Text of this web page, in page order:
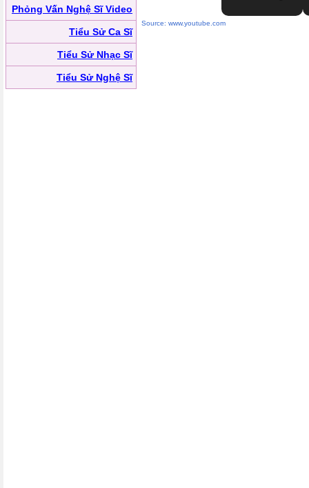
Phỏng Vấn Nghệ Sĩ Video
Tiểu Sử Ca Sĩ
Tiểu Sử Nhạc Sĩ
Tiểu Sử Nghệ Sĩ
Source: www.youtube.com